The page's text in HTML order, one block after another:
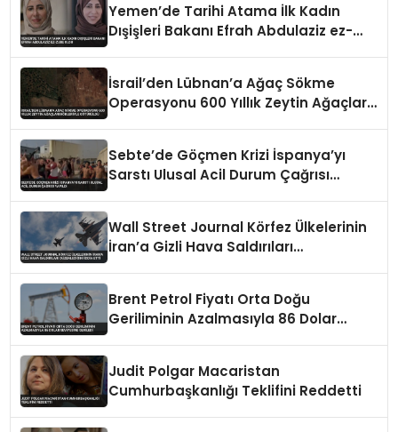
Yemen’de Tarihi Atama İlk Kadın
Dışişleri Bakanı Efrah Abdulaziz ez-
İsrail’den Lübnan’a Ağaç Sökme
Operasyonu 600 Yıllık Zeytin Ağaçları
Sebte’de Göçmen Krizi İspanya’yı
Sarstı Ulusal Acil Durum Çağrısı
Wall Street Journal Körfez Ülkelerinin
İran’a Gizli Hava Saldırıları
Brent Petrol Fiyatı Orta Doğu
Geriliminin Azalmasıyla 86 Dolar
Judit Polgar Macaristan
Cumhurbaşkanlığı Teklifini Reddetti